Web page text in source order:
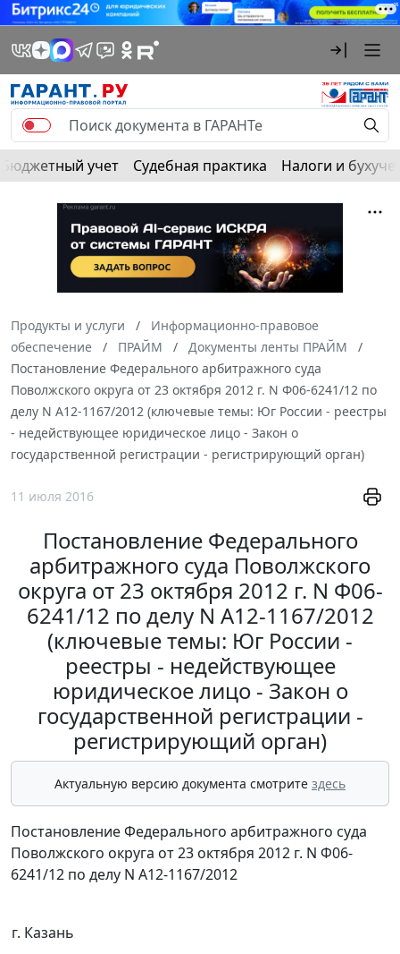
Бюджетный учет Судебная практика Налоги и
Продукты и услуги
Информационно-правовое
обеспечение
ПРАЙМ
Документы ленты ПРАЙМ
Постановление Федерального арбитражного суда
Поволжского округа от 23 октября 2012 г. N Ф06-6241/12 по
делу N А12-1167/2012 (ключевые темы: Юг России - реестры
- недействующее юридическое лицо - Закон о
государственной регистрации - регистрирующий орган)
11 июля 2016
Постановление Федерального
арбитражного суда Поволжского
округа от 23 октября 2012 г. N Ф06-
6241/12 по делу N А12-1167/2012
(ключевые темы: Юг России -
реестры - недействующее
юридическое лицо - Закон о
государственной регистрации -
регистрирующий орган)
Актуальную версию документа смотрите здесь
Постановление Федерального арбитражного суда
Поволжского округа от 23 октября 2012 г. N Ф06-
6241/12 по делу N А12-1167/2012
г. Казань